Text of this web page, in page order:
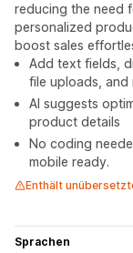
reducing the need
personalized
boost sales
Add text fields,
file uploads, and
AI suggests
product details
No coding
mobile ready.
Enthält
Sprachen